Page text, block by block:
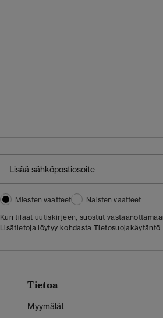
Miesten vaatteet
Naisten vaatteet
Kun tilaat uutiskirjeen, suostut
Lisätietoja löytyy kohdastaTietosuojakäytäntö
Tietoa
Myymälät